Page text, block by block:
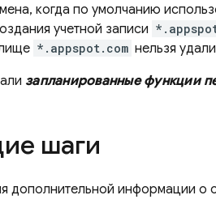
когда по умолчанию
учетной записи
*.appspot.com нельзя
запланированные функции
шаги
дополнительной информации о